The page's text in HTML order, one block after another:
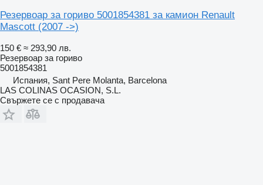
Резервоар за гориво 5001854381 за камион Renault
Mascott (2007 ->)
150 € ≈ 293,90 лв.
Резервоар за гориво
5001854381
Испания, Sant Pere Molanta, Barcelona
LAS COLINAS OCASION, S.L.
Свържете се с продавача